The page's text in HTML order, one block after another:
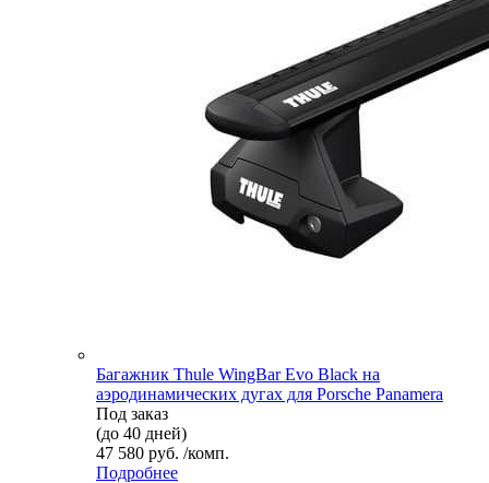
Багажник Thule WingBar Evo Black на
аэродинамических дугах для Porsche Panamera
Под заказ
(до 40 дней)
47 580 руб. /комп.
Подробнее